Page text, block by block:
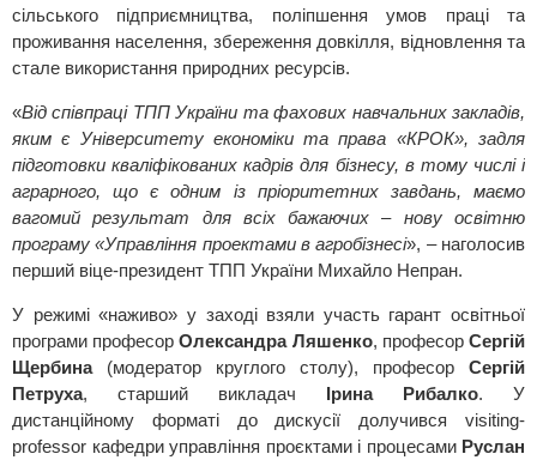
сільського підприємництва, поліпшення умов праці та
проживання населення, збереження довкілля, відновлення та
стале використання природних ресурсів.
«Від співпраці ТПП України та фахових навчальних закладів,
яким є Університету економіки та права «КРОК», задля
підготовки кваліфікованих кадрів для бізнесу, в тому числі і
аграрного, що є одним із пріоритетних завдань, маємо
вагомий результат для всіх бажаючих – нову освітню
програму «Управління проектами в агробізнесі», – наголосив
перший віце-президент ТПП України Михайло Непран.
У режимі «наживо» у заході взяли участь гарант освітньої
програми професорОлександра Ляшенко, професорСергій
Щербина(модератор круглого столу), професор Сергій
Петруха, старший викладач Ірина Рибалко. У
дистанційному форматі до дискусії долучився visiting-
professor кафедри управління проєктами і процесамиРуслан